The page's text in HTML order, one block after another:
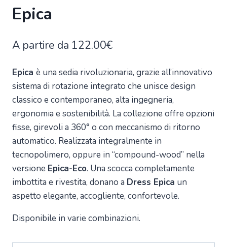
Epica
A partire da 122.00€
Epica è una sedia rivoluzionaria, grazie all’innovativo
sistema di rotazione integrato che unisce design
classico e contemporaneo, alta ingegneria,
ergonomia e sostenibilità. La collezione offre opzioni
fisse, girevoli a 360° o con meccanismo di ritorno
automatico. Realizzata integralmente in
tecnopolimero, oppure in “compound-wood” nella
versione Epica-Eco. Una scocca completamente
imbottita e rivestita, donano a Dress Epica un
aspetto elegante, accogliente, confortevole.
Disponibile in varie combinazioni.